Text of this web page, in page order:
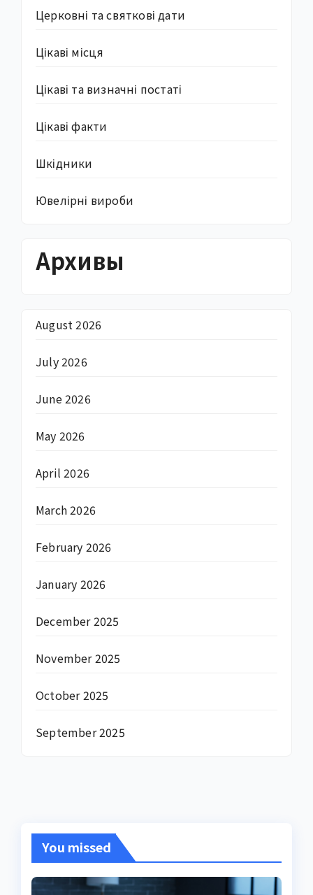
Церковні та святкові дати
Цікаві місця
Цікаві та визначні постаті
Цікаві факти
Шкідники
Ювелірні вироби
Архивы
August 2026
July 2026
June 2026
May 2026
April 2026
March 2026
February 2026
January 2026
December 2025
November 2025
October 2025
September 2025
You missed